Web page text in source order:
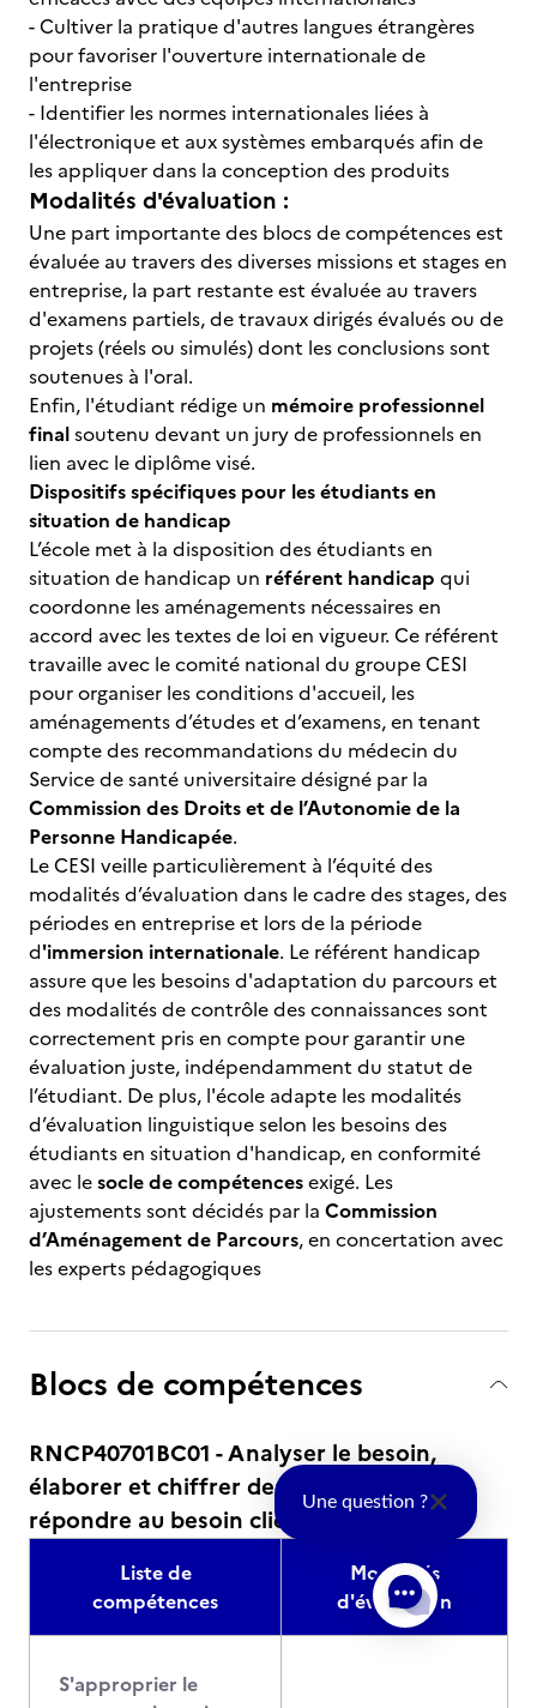
- Cultiver la pratique d'autres langues étrangères
pour favoriser l'ouverture internationale de
l'entreprise
- Identifier les normes internationales liées à
l'électronique et aux systèmes embarqués afin de
les appliquer dans la conception des produits
Modalités d'évaluation :
Une part importante des blocs de compétences est
évaluée au travers des diverses missions et stages en
entreprise, la part restante est évaluée au travers
d'examens partiels, de travaux dirigés évalués ou de
projets (réels ou simulés) dont les conclusions sont
soutenues à l'oral.
Enfin, l'étudiant rédige un mémoire professionnel
finalsoutenu devant un jury de professionnels en
lien avec le diplôme visé.
Dispositifs spécifiques pour les étudiants en
situation de handicap
L’école met à la disposition des étudiants en
situation de handicap un référent handicap qui
coordonne les aménagements nécessaires en
accord avec les textes de loi en vigueur. Ce référent
travaille avec le comité national du groupe CESI
pour organiser les conditions d'accueil, les
aménagements d’études et d’examens, en tenant
compte des recommandations du médecin du
Service de santé universitaire désigné par la
Commission des Droits et de l’Autonomie de la
Personne Handicapée.
Le CESI veille particulièrement à l’équité des
modalités d’évaluation dans le cadre des stages, des
périodes en entreprise et lors de la période
d'immersion internationale. Le référent handicap
assure que les besoins d'adaptation du parcours et
des modalités de contrôle des connaissances sont
correctement pris en compte pour garantir une
évaluation juste, indépendamment du statut de
l’étudiant. De plus, l'école adapte les modalités
d’évaluation linguistique selon les besoins des
étudiants en situation d'handicap, en conformité
avec lesocle de compétencesexigé. Les
ajustements sont décidés par la Commission
d’Aménagement de Parcours, en concertation avec
les experts pédagogiques
Blocs de compétences
RNCP40701BC01 - Analyser le besoin,
élaborer et chiffrer des solutions pour
répondre au besoin client
Liste de
compétences
Modalités
d'évaluation
S'approprier le
Une question ?